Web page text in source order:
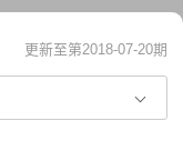
中“返璞归真”，共同寻
是一片心，它是每个人心
更新至第2018-07-20期